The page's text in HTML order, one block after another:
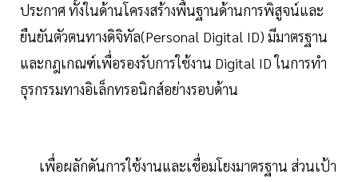
ประกาศ ทั้งในด้านโครงสร้างพื้นฐานด้านการพิสูจน์และ
ยืนยันตัวตนทางดิจิทัล(Personal Digital ID) มีมาตรฐาน
และกฎเกณฑ์เพื่อรองรับการใช้งาน Digital ID ในการทำ
ธุรกรรมทางอิเล็กทรอนิกส์อย่างรอบด้าน
เพื่อผลักดันการใช้งานและเชื่อมโยงมาตรฐาน ส่วนเป้า